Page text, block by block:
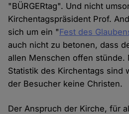
"BÜRGERtag". Und nicht
Kirchentagspräsident Prof.
sich um ein "Fest des
auch nicht zu betonen, dass
allen Menschen offen stünde.
Statistik des Kirchentags sind
der Besucher keine Christen.
Der Anspruch der Kirche, für